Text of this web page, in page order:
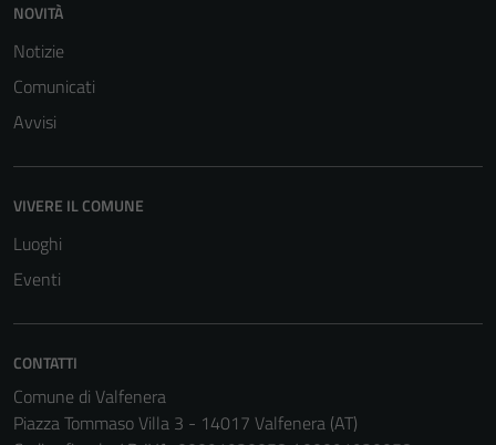
NOVITÀ
Notizie
Comunicati
Avvisi
VIVERE IL COMUNE
Luoghi
Eventi
CONTATTI
Comune di Valfenera
Piazza Tommaso Villa 3 - 14017 Valfenera (AT)
sono necessari